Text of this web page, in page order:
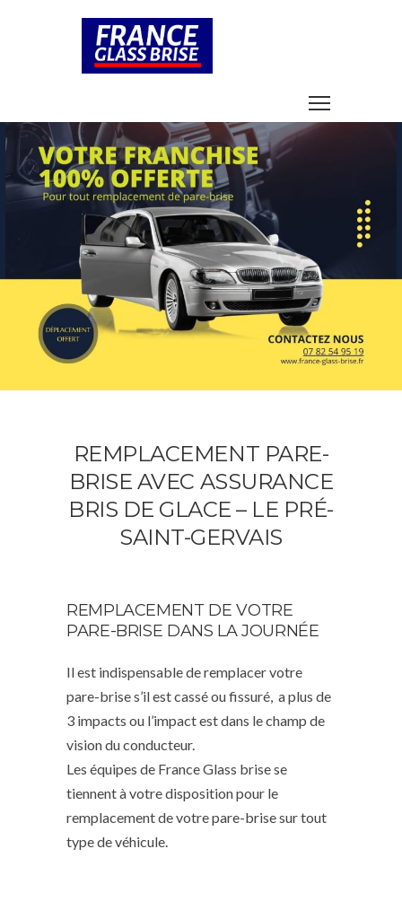
REMPLACEMENT PARE-
BRISE AVEC ASSURANCE
BRIS DE GLACE – LE PRÉ-
SAINT-GERVAIS
REMPLACEMENT DE VOTRE
PARE-BRISE DANS LA JOURNÉE
Il est indispensable de remplacer votre
pare-brise s’il est cassé ou fissuré, a plus de
3 impacts ou l’impact est dans le champ de
vision du conducteur.
Les équipes de France Glass brise se
tiennent à votre disposition pour le
remplacement de votre pare-brise sur tout
type de véhicule.